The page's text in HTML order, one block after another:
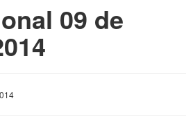
09 de